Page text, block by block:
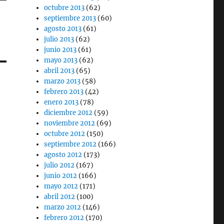
octubre 2013 (62)
septiembre 2013 (60)
agosto 2013 (61)
julio 2013 (62)
junio 2013 (61)
mayo 2013 (62)
abril 2013 (65)
marzo 2013 (58)
febrero 2013 (42)
enero 2013 (78)
diciembre 2012 (59)
noviembre 2012 (69)
octubre 2012 (150)
septiembre 2012 (166)
agosto 2012 (173)
julio 2012 (167)
junio 2012 (166)
mayo 2012 (171)
abril 2012 (100)
marzo 2012 (146)
febrero 2012 (170)